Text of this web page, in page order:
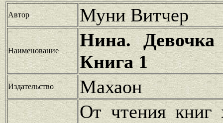
Автор Муни Витчер
Наименование
Нина.
Книга 1
Издательство Махаон
От чтения книг